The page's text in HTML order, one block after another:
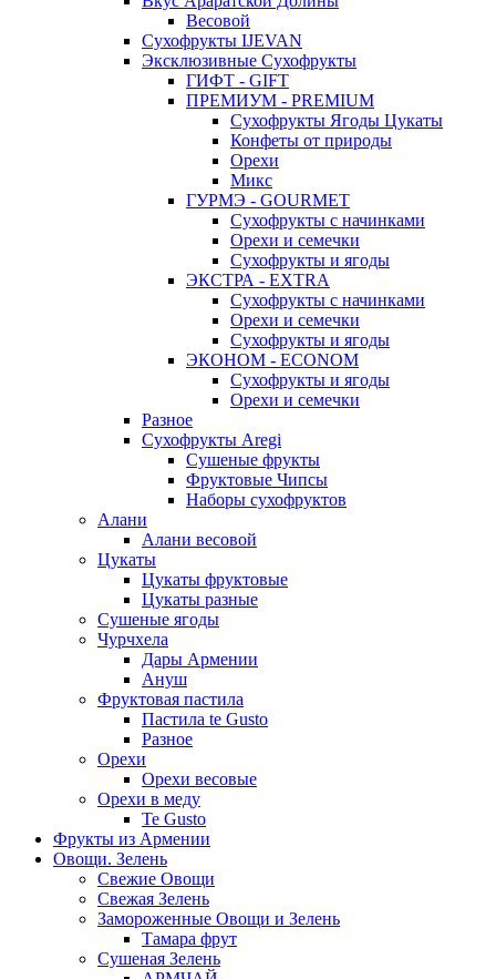
Весовой
Сухофрукты IJEVAN
Эксклюзивные Сухофрукты
ГИФТ - GIFT
ПРЕМИУМ - PREMIUM
Сухофрукты Ягоды Цукаты
Конфеты от природы
Орехи
Микс
ГУРМЭ - GOURMET
Сухофрукты с начинками
Орехи и семечки
Сухофрукты и ягоды
ЭКСТРА - EXTRA
Сухофрукты с начинками
Орехи и семечки
Сухофрукты и ягоды
ЭКОНОМ - ECONOM
Сухофрукты и ягоды
Орехи и семечки
Разное
Сухофрукты Aregi
Сушеные фрукты
Фруктовые Чипсы
Наборы сухофруктов
Алани
Алани весовой
Цукаты
Цукаты фруктовые
Цукаты разные
Сушеные ягоды
Чурчхела
Дары Армении
Ануш
Фруктовая пастила
Пастила te Gusto
Разное
Орехи
Орехи весовые
Орехи в меду
Te Gusto
Фрукты из Армении
Овощи. Зелень
Свежие Овощи
Свежая Зелень
Замороженные Овощи и Зелень
Тамара фрут
Сушеная Зелень